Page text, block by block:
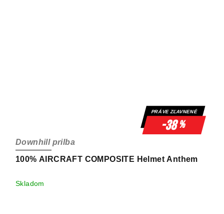
PRÁVE ZĽAVNENÉ
-38%
100% AIRCRAFT COMPOSITE Helmet Anthem
Downhill prilba
Skladom